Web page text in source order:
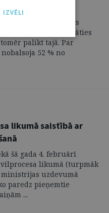
notika konsultatīvs
vajadzētu izstāties
palikt tajā. Par
52 % no
likumā saistībā ar
šā gada 4. februārī
likumā (turpmāk
ministrijas uzdevumā
paredz pieņemtie
...
IZVĒLI